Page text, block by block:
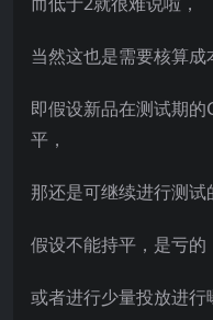
当然这也是需要核算成
即假设新品在测试期
平，
那还是可继续进行测试
假设不能持平，是亏的
或者进行少量投放进行